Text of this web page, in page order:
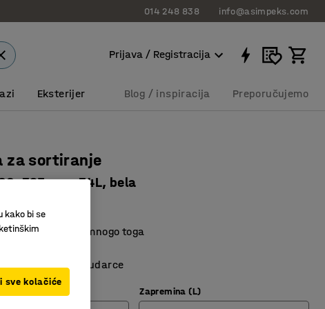
014 248 838 info@asimpeks.com
Prijava / Registracija
Eksterijer Blog / inspiracija Preporučujemo
za sortiranje
mm, 34L, bela
reciklaža i još mnogo toga
otporan na udarce
Zapremina (L)
kako bi se
sve kolačiće